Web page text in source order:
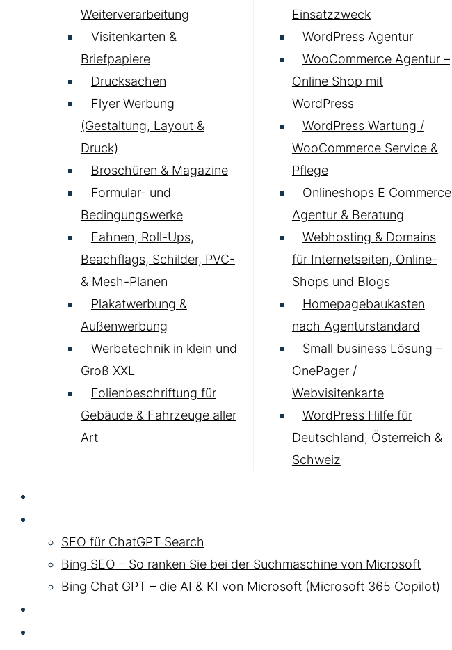
Weiterverarbeitung
Visitenkarten &
Briefpapiere
Drucksachen
Flyer Werbung
(Gestaltung, Layout &
Druck)
Broschüren & Magazine
Formular- und
Bedingungswerke
Fahnen, Roll-Ups,
Beachflags, Schilder, PVC-
& Mesh-Planen
Plakatwerbung &
Außenwerbung
Werbetechnik in klein und
Groß XXL
Folienbeschriftung für
Gebäude & Fahrzeuge aller
Art
Einsatzzweck
WordPress Agentur
WooCommerce Agentur –
Online Shop mit
WordPress
WordPress Wartung /
WooCommerce Service &
Pflege
Onlineshops E Commerce
Agentur & Beratung
Webhosting & Domains
für Internetseiten, Online-
Shops und Blogs
Homepagebaukasten
nach Agenturstandard
Small business Lösung –
OnePager /
Webvisitenkarte
WordPress Hilfe für
Deutschland, Österreich &
Schweiz
SEO für ChatGPT Search
Bing SEO – So ranken Sie bei der Suchmaschine von Microsoft
Bing Chat GPT – die AI & KI von Microsoft (Microsoft 365 Copilot)